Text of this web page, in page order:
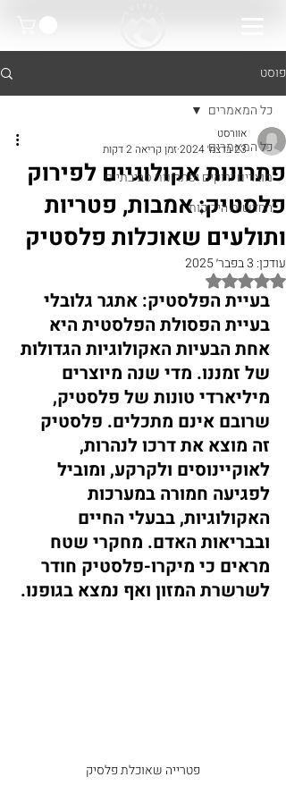
פוסט
כל המאמרים
מוצרים ירוקים ופתרונות סביבתיים
החדשות הירוקות
כל המאמרים
פתרונות אקולוגיים לפירוק
פלסטיק: אמבות, פטריות
ותולעים שאוכלות פלסטיק
אוורסט
23 בדצמ׳ 2024
זמן קריאה 2 דקות
עודכן: 3 בפבר׳ 2025
דירוג של NaN מתוך 5 כוכבים
בעיית הפלסטיק: אתגר גלובלי
בעיית הפסולת הפלסטית היא
אחת הבעיות האקולוגיות הגדולות
של זמננו. מדי שנה מיוצרים
מיליארדי טונות של פלסטיק,
שרובם אינם מתכלים. פלסטיק
זה מוצא את דרכו לנהרות,
לאוקיינוסים ולקרקע, ומוביל
לפגיעה חמורה במערכות
האקולוגיות, בבעלי החיים
ובבריאות האדם. מחקרי שטח
מראים כי מיקרו-פלסטיק חודר
לשרשרת המזון ואף נמצא בגופנו.
פטרייה שאוכלת פלסיק